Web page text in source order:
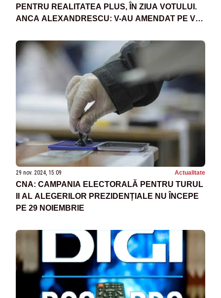
PENTRU REALITATEA PLUS, ÎN ZIUA VOTULUI.
ANCA ALEXANDRESCU: V-AU AMENDAT PE VOI,
29 nov. 2024, 15:09 Actualitate
CNA: CAMPANIA ELECTORALĂ PENTRU TURUL
II AL ALEGERILOR PREZIDENȚIALE NU ÎNCEPE
PE 29 NOIEMBRIE